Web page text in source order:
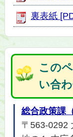
裏表紙
この
い合
総合政策課
〒563-0292